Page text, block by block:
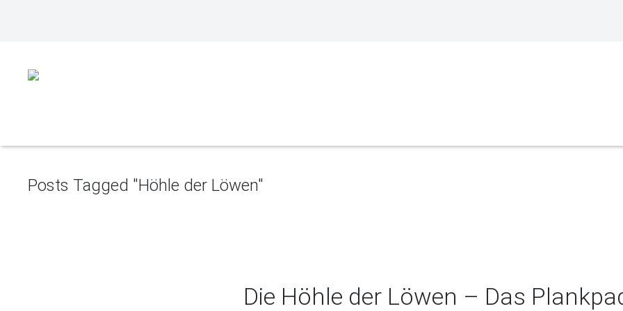
Posts Tagged "Höhle der Löwen"
Die Höhle der Löwen – Das